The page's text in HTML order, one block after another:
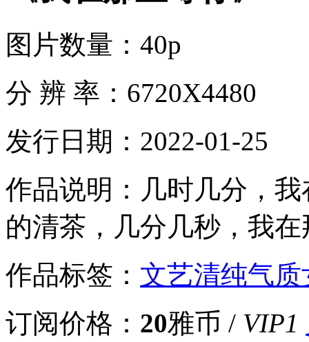
图片数量： 40p
分 辨 率： 6720X4480
发行日期： 2022-01-25
作品说明： 几时几分，
的清茶，几分几秒，我
作品标签： 文艺清纯气质
订阅价格： 20雅币 / VIP1